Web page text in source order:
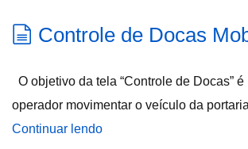
Controle de Docas
O objetivo da tela “Controle de Docas” é
operador movimentar o veículo da
Continuar lendo